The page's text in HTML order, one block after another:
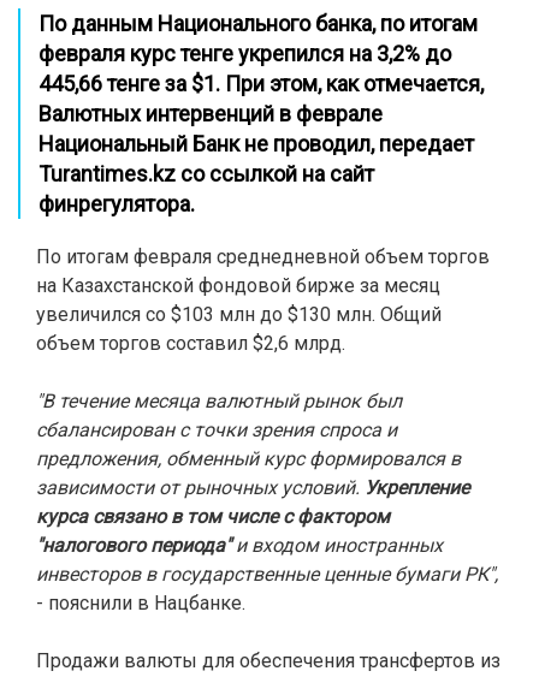
По данным Национального банка, по итогам
февраля курс тенге укрепился на 3,2% до
445,66 тенге за $1. При этом, как отмечается,
Валютных интервенций в феврале
Национальный Банк не проводил, передает
Turantimes.kz со ссылкой на сайт
финрегулятора.
По итогам февраля среднедневной объем торгов
на Казахстанской фондовой бирже за месяц
увеличился со $103 млн до $130 млн. Общий
объем торгов составил $2,6 млрд.
"В течение месяца валютный рынок был
сбалансирован с точки зрения спроса и
предложения, обменный курс формировался в
зависимости от рыночных условий. Укрепление
курса связано в том числе с фактором
"налогового периода"и входом иностранных
инвесторов в государственные ценные бумаги РК",
- пояснили в Нацбанке.
Продажи валюты для обеспечения трансфертов из